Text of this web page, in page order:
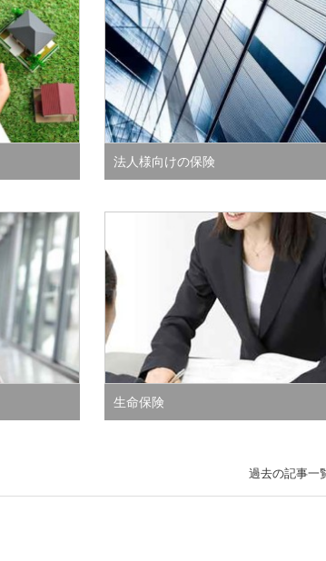
法人様向けの保険
生命保険
過去の記事一